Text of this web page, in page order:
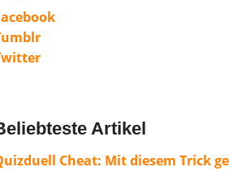
Artikel
Cheat: Mit diesem Trick